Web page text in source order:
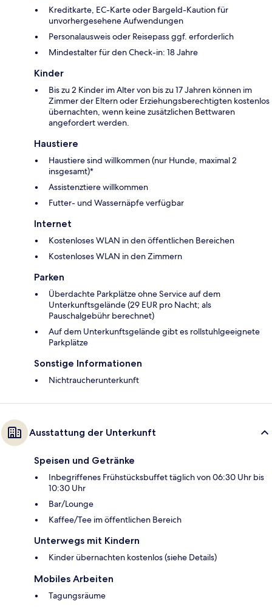
Kreditkarte, EC-Karte oder Bargeld-Kaution für
unvorhergesehene Aufwendungen
Personalausweis oder Reisepass ggf. erforderlich
Mindestalter für den Check-in: 18 Jahre
Kinder
Bis zu 2 Kinder im Alter von bis zu 17 Jahren können im
Zimmer der Eltern oder Erziehungsberechtigten kostenlos
übernachten, wenn keine zusätzlichen Bettwaren
angefordert werden.
Haustiere
Haustiere sind willkommen (nur Hunde, maximal 2
insgesamt)*
Assistenztiere willkommen
Futter- und Wassernäpfe verfügbar
Internet
Kostenloses WLAN in den öffentlichen Bereichen
Kostenloses WLAN in den Zimmern
Parken
Überdachte Parkplätze ohne Service auf dem
Unterkunftsgelände (29 EUR pro Nacht; als
Pauschalgebühr berechnet)
Auf dem Unterkunftsgelände gibt es rollstuhlgeeignete
Parkplätze
Sonstige Informationen
Nichtraucherunterkunft
Ausstattung der Unterkunft
Speisen und Getränke
Inbegriffenes Frühstücksbuffet täglich von 06:30 Uhr bis
10:30 Uhr
Bar/Lounge
Kaffee/Tee im öffentlichen Bereich
Unterwegs mit Kindern
Kinder übernachten kostenlos (siehe Details)
Mobiles Arbeiten
Tagungsräume